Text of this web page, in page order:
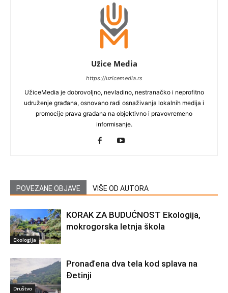
Užice Media
https://uzicemedia.rs
UžiceMedia je dobrovoljno, nevladino, nestranačko i neprofitno
udruženje građana, osnovano radi osnaživanja lokalnih medija i
promocije prava građana na objektivno i pravovremeno
informisanje.
POVEZANE OBJAVE VIŠE OD AUTORA
Ekologija
KORAK ZA BUDUĆNOST Ekologija,
mokrogorska letnja škola
Društvo
Pronađena dva tela kod splava na
Đetinji